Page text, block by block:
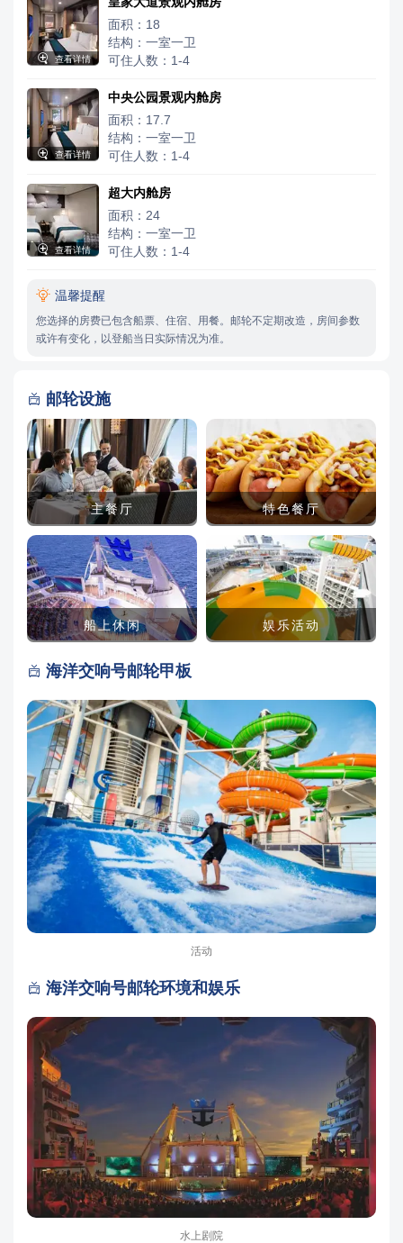
 查看详情
面积：18
结构：一室一卫
可住人数：1-4
 查看详情
中央公园景观内舱房
面积：17.7
结构：一室一卫
可住人数：1-4
 查看详情
超大内舱房
面积：24
结构：一室一卫
可住人数：1-4
 温馨提醒
您选择的房费已包含船票、住宿、用餐。邮轮不定期改造，房间参数
或许有变化，以登船当日实际情况为准。
 邮轮设施
主餐厅 特色餐厅
船上休闲 娱乐活动
 海洋交响号邮轮甲板
活动
 海洋交响号邮轮环境和娱乐
水上剧院